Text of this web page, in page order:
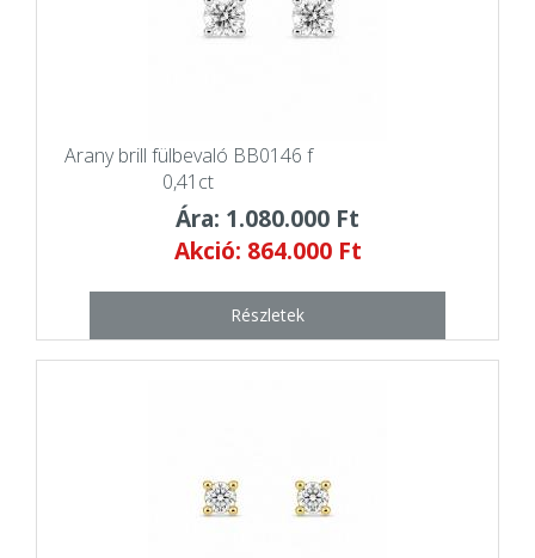
Arany brill fülbevaló BB0146 f
0,41ct
Ára: 1.080.000 Ft
Akció: 864.000 Ft
Részletek